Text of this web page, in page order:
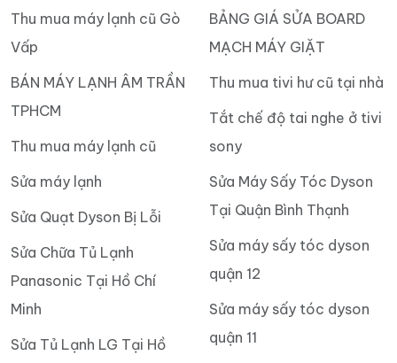
Thu mua máy lạnh cũ Gò
Vấp
BÁN MÁY LẠNH ÂM TRẦN
TPHCM
Thu mua máy lạnh cũ
Sửa máy lạnh
Sửa Quạt Dyson Bị Lỗi
Sửa Chữa Tủ Lạnh
Panasonic Tại Hồ Chí
Minh
Sửa Tủ Lạnh LG Tại Hồ
BẢNG GIÁ SỬA BOARD
MẠCH MÁY GIẶT
Thu mua tivi hư cũ tại nhà
Tắt chế độ tai nghe ở tivi
sony
Sửa Máy Sấy Tóc Dyson
Tại Quận Bình Thạnh
Sửa máy sấy tóc dyson
quận 12
Sửa máy sấy tóc dyson
quận 11